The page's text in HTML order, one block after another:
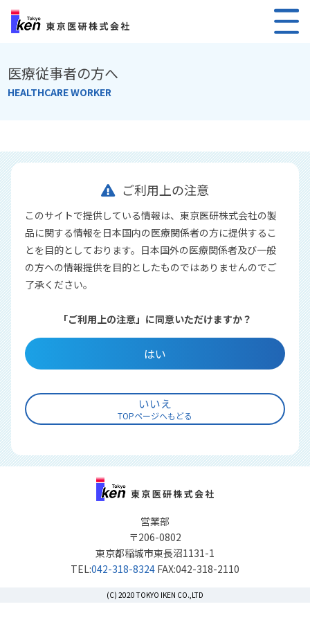
医療従事者の方へ
HEALTHCARE WORKER
ご利用上の注意
このサイトで提供している情報は、東京医研株式会社の製
品に関する情報を日本国内の医療関係者の方に提供するこ
とを目的としております。日本国外の医療関係者及び一般
の方への情報提供を目的としたものではありませんのでご
了承ください。
「ご利用上の注意」に同意いただけますか？
はい
いいえ
TOPページへもどる
営業部
〒206-0802
東京都稲城市東長沼1131-1
TEL:042-318-8324 FAX:042-318-2110
(C) 2020 TOKYO IKEN CO.,LTD